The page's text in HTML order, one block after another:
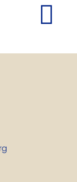
